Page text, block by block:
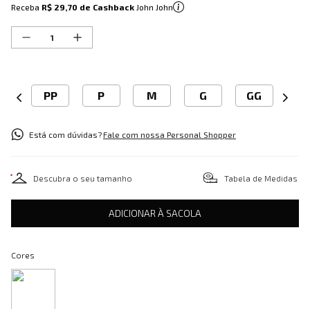
Receba R$ 29,70 de Cashback John John
PP P M G GG
Está com dúvidas?Fale com nossa Personal Shopper
Descubra o seu tamanho Tabela de Medidas
ADICIONAR À SACOLA
Cores